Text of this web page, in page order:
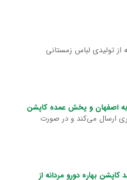
از تولیدی لباس زمستانی
اصفهان و پخش عمده کاپشن
ارسال می‌کند و در صورت
کاپشن بهاره دورو مردانه از